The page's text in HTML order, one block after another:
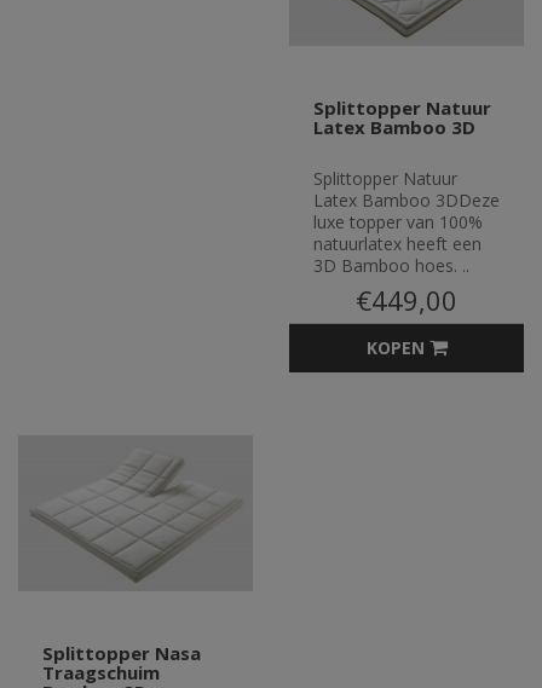
Splittopper Natuur
Latex Bamboo 3D
Splittopper Natuur
Latex Bamboo 3DDeze
luxe topper van 100%
natuurlatex heeft een
3D Bamboo hoes. ..
€449,00
KOPEN
Splittopper Nasa
Traagschuim